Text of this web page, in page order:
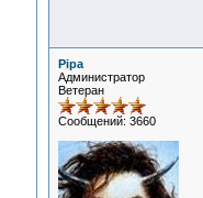
Pipa
Администратор
Ветеран
Сообщений: 3660